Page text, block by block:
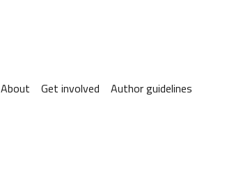
About Get involved Author guidelines